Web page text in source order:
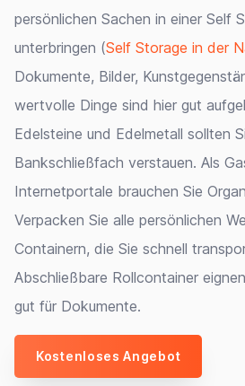
persönlichen Sachen in einer Self
unterbringen (Self Storage in der
Dokumente, Bilder,
wertvolle Dinge sind hier gut
Edelsteine und Edelmetall sollten
Bankschließfach verstauen. Als
Internetportale brauchen Sie
Verpacken Sie alle persönlichen
Containern, die Sie schnell
Abschließbare Rollcontainer
gut für Dokumente.
Kostenloses Angebot